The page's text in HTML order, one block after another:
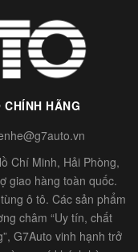
HÃNG
Chí Minh, Hải Phòng,
giao hàng toàn quốc.
ô tô. Các sản phẩm
châm “Uy tín, chất
G7Auto vinh hạnh trở